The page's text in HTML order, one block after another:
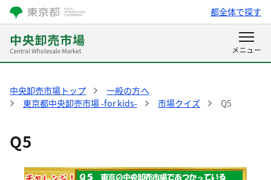
都全体で探す
中央卸売市場トップ
一般の方へ
東京都中央卸売市場 -for kids-
市場クイズ Q5
Q5